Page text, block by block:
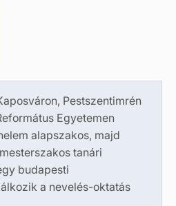
Pestszentimrén
Egyetemen
alapszakos, majd
tanári
budapesti
a nevelés-oktatás